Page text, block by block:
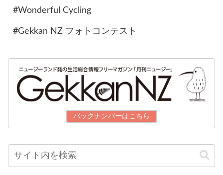
#Wonderful Cycling
#Gekkan NZ フォトコンテスト
バックナンバーはこちら